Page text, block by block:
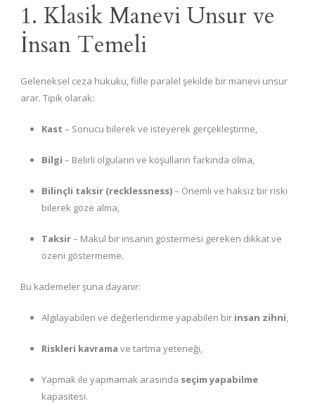
1. Klasik Manevi Unsur ve
İnsan Temeli
Geleneksel ceza hukuku, fiille paralel şekilde bir manevi unsur
arar. Tipik olarak:
Kast – Sonucu bilerek ve isteyerek gerçekleştirme,
Bilgi – Belirli olguların ve koşulların farkında olma,
Bilinçli taksir (recklessness)– Önemli ve haksız bir riski
bilerek göze alma,
Taksir– Makul bir insanın göstermesi gereken dikkat ve
özeni göstermeme.
Bu kademeler şuna dayanır:
Algılayabilen ve değerlendirme yapabilen bir insan zihni,
Riskleri kavrama ve tartma yeteneği,
Yapmak ile yapmamak arasında seçim yapabilme
kapasitesi.